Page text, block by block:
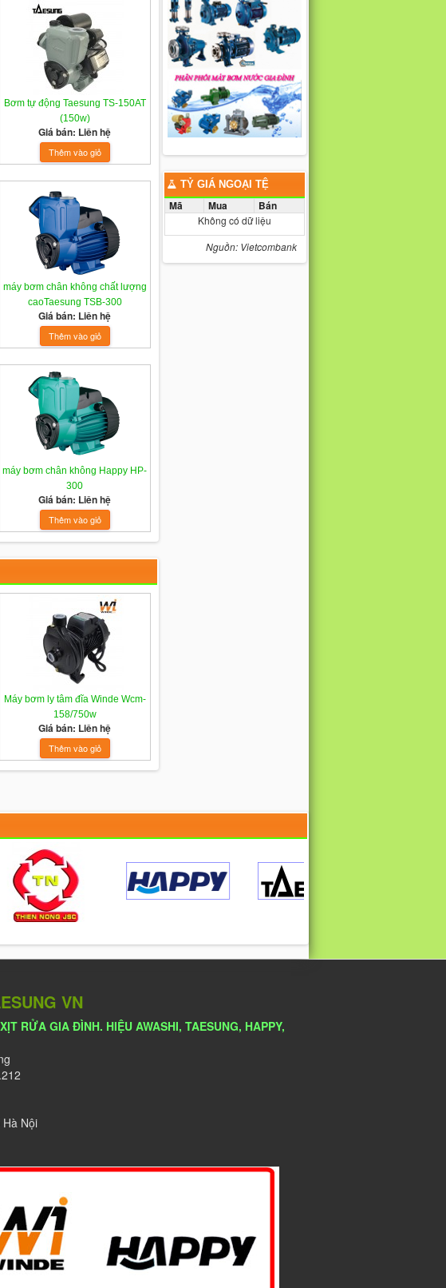
TỶ GIÁ NGOẠI TỆ
Mã Mua Bán
Không có dữ liệu
Nguồn: Vietcombank
Bơm tự động Taesung TS-150AT
(150w)
Giá bán: Liên hệ
máy bơm chân không chất lượng
caoTaesung TSB-300
Giá bán: Liên hệ
máy bơm chân không Happy HP-
300
Giá bán: Liên hệ
Máy bơm ly tâm đĩa Winde Wcm-
158/750w
Giá bán: Liên hệ
VN
RỬA GIA ĐÌNH. HIỆU AWASHI, TAESUNG, HAPPY,
Nội